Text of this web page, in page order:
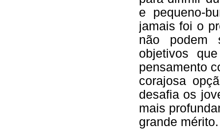
e pequeno-
jamais foi o
não podem
objetivos
pensamento
corajosa
desafia os
mais
grande mérito.